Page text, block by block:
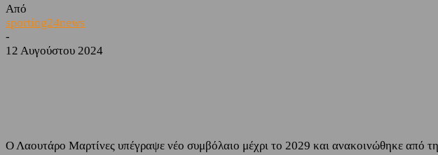
Από
sporting24news
-
12 Αυγούστου 2024
Ο Λαουτάρο Μαρτίνες υπέγραψε νέο συμβόλαιο μέχρι το 2029 και ανακοινώθηκε από